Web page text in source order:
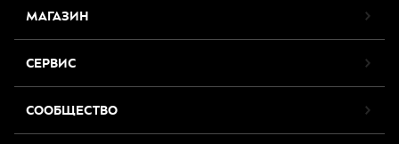
МАГАЗИН
СЕРВИС
СООБЩЕСТВО